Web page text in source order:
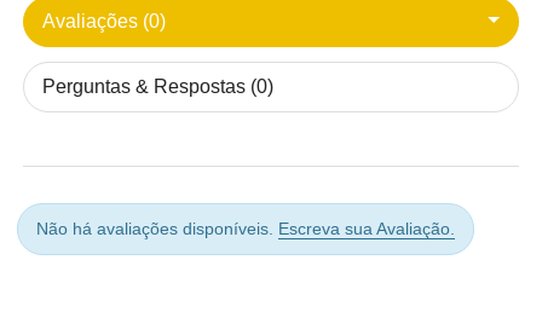
Avaliações (0)
Perguntas & Respostas (0)
Não há avaliações disponíveis. Escreva sua Avaliação.